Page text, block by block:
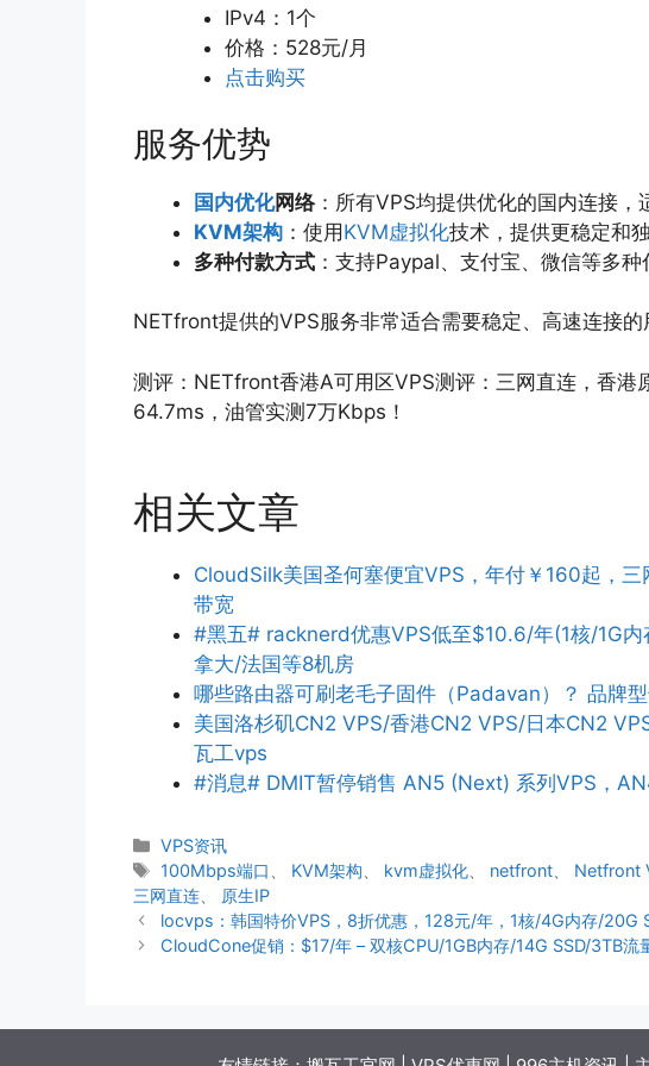
IPv4：1个
价格：528元/月
点击购买
服务优势
国内优化网络：所有VPS均提供优化的国内连接，
KVM架构 ：使用KVM虚拟化技术，提供更稳定和
多种付款方式 ：支持Paypal、支付宝、微信等多种
NETfront提供的VPS服务非常适合需要稳定、高速连接的
测评：NETfront香港A可用区VPS测评：三网直连，香港
64.7ms，油管实测7万Kbps！
相关文章
CloudSilk美国圣何塞便宜VPS，年付￥160起，
带宽
#黑五# racknerd优惠VPS低至$10.6/年(1核/1G
拿大/法国等8机房
哪些路由器可刷老毛子固件（Padavan）？ 品牌
美国洛杉矶CN2 VPS/香港CN2 VPS/日本CN2
瓦工vps
#消息# DMIT暂停销售 AN5 (Next) 系列VPS，
分
类
VPS资讯
标
签
100Mbps端口 KVM架构 kvm虚拟化 netfront Netfront
三网直连
原生IP
locvps：韩国特价VPS，8折优惠，128元/年，1核/4G内存/
CloudCone促销：$17/年 – 双核CPU/1GB内存/14G SSD/3TB流